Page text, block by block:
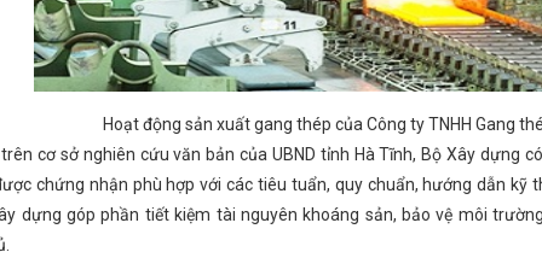
Thương tổ chức Chào cờ - triển khai công tác tháng 3 năm 2024
Hội nghị tập huấn tuyên truyền Cuộc vận động “Người Việt Nam
bộ tỉnh đánh giá tình hình KT - XH năm 2025
Đề xuất xây dựng
nguồn cung xăng dầu phục vụ nhu cầu thị trường trong nước
nghiệp môi trường Việt Nam giai đoạn 2025 - 2030 trên địa
năm 2024
Tình hình sản xuất công nghiệp tháng 7 và 7 tháng
Hà Tĩnh tăng cường hợp tác với Thành phố Huế về
một thế kỷ vươn mình khởi sắc Thúc đẩy hợp tác giữa TP Hồ Chí
luật về cụm công nghiệp
HĐND tỉnh Hà Tĩnh nhiệm kỳ
hoạch số 322-KH/TU ngày 10/01/2025 của Tỉnh ủy về việc
Kỳ họp thứ 34, HĐND tỉnh: Đại biểu chất vấn về nguy cơ mất
Hoạt động sản xuất gang thép của Công ty TNHH Gang
cơ sở nghiên cứu văn bản của UBND tỉnh Hà Tĩnh, Bộ Xây dựng
chứng nhận phù hợp với các tiêu tuẩn, quy chuẩn, hướng dẫn kỹ
dựng góp phần tiết kiệm tài nguyên khoáng sản, bảo vệ môi